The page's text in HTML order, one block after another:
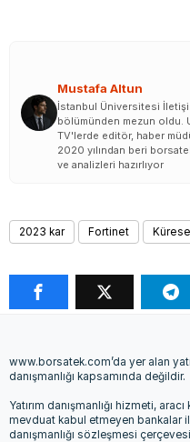
Mustafa Altun
İstanbul Üniversitesi
bölümünden mezun oldu.
TV'lerde editör, haber
2020 yılından beri
ve analizleri hazırlıyor
2023 kar Fortinet Küresel
www.borsatek.com’da yer alan
danışmanlığı kapsamında değildir.
Yatırım danışmanlığı hizmeti,
mevduat kabul etmeyen bankalar
danışmanlığı sözleşmesi